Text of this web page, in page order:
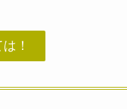
！